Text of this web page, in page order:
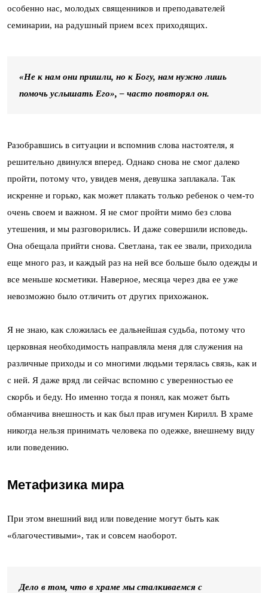
особенно нас, молодых священников и преподавателей
семинарии, на радушный прием всех приходящих.
«Не к нам они пришли, но к Богу, нам нужно лишь
помочь услышать Его», – часто повторял он.
Разобравшись в ситуации и вспомнив слова настоятеля, я
решительно двинулся вперед. Однако снова не смог далеко
пройти, потому что, увидев меня, девушка заплакала. Так
искренне и горько, как может плакать только ребенок о чем-то
очень своем и важном. Я не смог пройти мимо без слова
утешения, и мы разговорились. И даже совершили исповедь.
Она обещала прийти снова. Светлана, так ее звали, приходила
еще много раз, и каждый раз на ней все больше было одежды и
все меньше косметики. Наверное, месяца через два ее уже
невозможно было отличить от других прихожанок.
Я не знаю, как сложилась ее дальнейшая судьба, потому что
церковная необходимость направляла меня для служения на
различные приходы и со многими людьми терялась связь, как и
с ней. Я даже вряд ли сейчас вспомню с уверенностью ее
скорбь и беду. Но именно тогда я понял, как может быть
обманчива внешность и как был прав игумен Кирилл. В храме
никогда нельзя принимать человека по одежке, внешнему виду
или поведению.
Метафизика мира
При этом внешний вид или поведение могут быть как
«благочестивыми», так и совсем наоборот.
Дело в том, что в храме мы сталкиваемся с